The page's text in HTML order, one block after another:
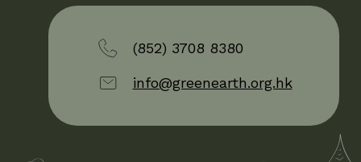
(852) 3708 8380
info@greenearth.org.hk